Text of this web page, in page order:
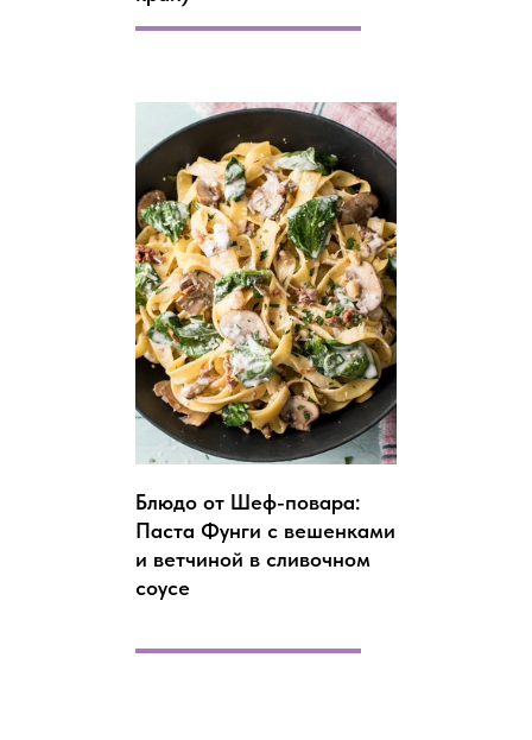
Блюдо от Шеф-повара:
Паста Фунги с вешенками
и ветчиной в сливочном
соусе